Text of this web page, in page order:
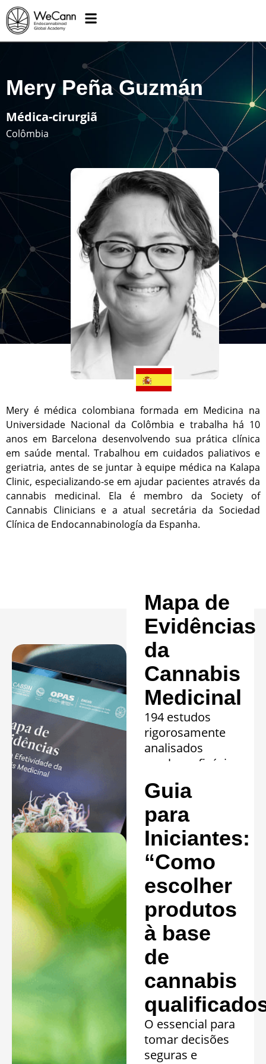
Mery Peña Guzmán
Médica-cirurgiã
Colômbia
Mery é médica colombiana formada em Medicina na
Universidade Nacional da Colômbia e trabalha há 10
anos em Barcelona desenvolvendo sua prática clínica
em saúde mental. Trabalhou em cuidados paliativos e
geriatria, antes de se juntar à equipe médica na Kalapa
Clinic, especializando-se em ajudar pacientes através da
cannabis medicinal. Ela é membro da Society of
Cannabis Clinicians e a atual secretária da Sociedad
Clínica de Endocannabinología da Espanha.
Mapa de
Evidências
da
Cannabis
Medicinal
194 estudos
rigorosamente
analisados
revelam eficácia
comprovada em
20 quadros
clínicos.
Saiba mais »
Guia
para
Iniciantes:
“Como
escolher
produtos
à base
de
cannabis
O essencial para
tomar decisões
seguras e